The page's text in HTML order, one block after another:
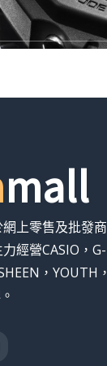
mall
上零售及批發商
經營CASIO，G-
，YOUTH，